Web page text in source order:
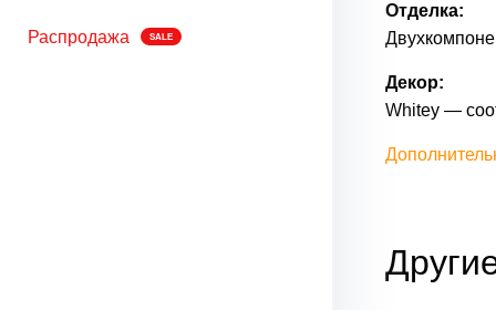
Распродажа SALE
Отделка:
Декор:
Whitey —